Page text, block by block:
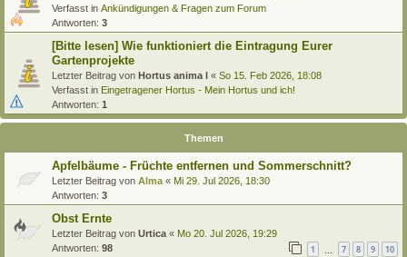
Verfasst in Ankündigungen & Fragen zum Forum
Antworten: 3
[Bitte lesen] Wie funktioniert die Eintragung Eurer
Gartenprojekte
Letzter Beitrag von Hortus anima l « So 15. Feb 2026, 18:08
Verfasst in Eingetragener Hortus - Mein Hortus und ich!
Antworten: 1
Themen
Apfelbäume - Früchte entfernen und Sommerschnitt?
Letzter Beitrag von Alma « Mi 29. Jul 2026, 18:30
Antworten: 3
Obst Ernte
Letzter Beitrag von Urtica « Mo 20. Jul 2026, 19:29
Antworten: 98 1 7 8 9 10